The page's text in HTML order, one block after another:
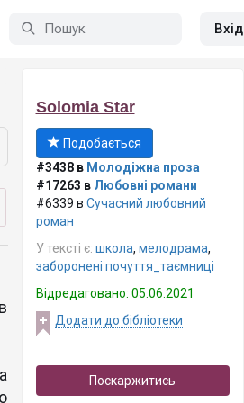
Вхід
Solomia Star
Подобається
#3438 в Молодіжна проза
#17263 в Любовні романи
#6339 в Сучасний любовний
роман
У тексті є: школа, мелодрама,
заборонені почуття_таємниці
Відредаговано: 05.06.2021
Додати до бібліотеки
Поскаржитись